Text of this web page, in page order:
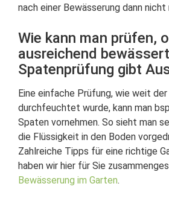
nach einer Bewässerung dann nicht
Wie kann man prüfen,
ausreichend
Spatenprüfung gibt
Eine einfache Prüfung, wie weit
durchfeuchtet wurde, kann man
Spaten vornehmen. So sieht man
die Flüssigkeit in den Boden
Zahlreiche Tipps für eine richtige
haben wir hier für Sie
Bewässerung im Garten.